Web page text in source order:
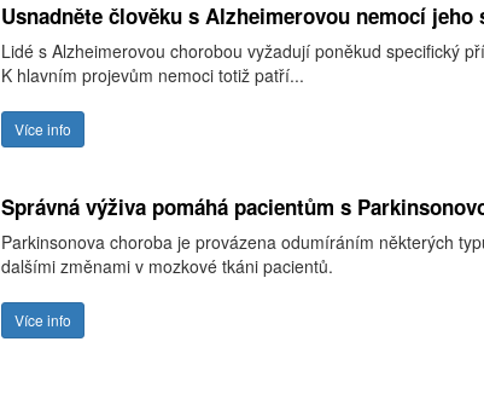
Usnadněte člověku s Alzheimerovou nemocí jeho
Lidé s Alzheimerovou chorobou vyžadují poněkud specifický
K hlavním projevům nemoci totiž patří...
Více info
Správná výživa pomáhá pacientům s
Parkinsonova choroba je provázena odumíráním některých
dalšími změnami v mozkové tkáni pacientů.
Více info